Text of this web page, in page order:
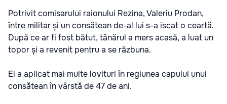
Potrivit comisarului raionului Rezina, Valeriu Prodan,
între militar și un consătean de-al lui s-a iscat o ceartă.
După ce ar fi fost bătut, tânărul a mers acasă, a luat un
topor și a revenit pentru a se răzbuna.
El a aplicat mai multe lovituri în regiunea capului unui
consătean în vârstă de 47 de ani.